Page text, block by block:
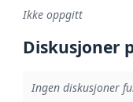
Ikke oppgitt
Diskusjoner
Ingen diskusjoner